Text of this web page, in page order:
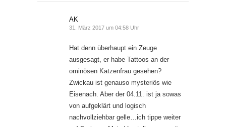
AK
31. März 2017 um 04:58 Uhr
Hat denn überhaupt ein Zeuge
ausgesagt, er habe Tattoos an der
ominösen Katzenfrau gesehen?
Zwickau ist genauso mysteriös wie
Eisenach. Aber der 04.11. ist ja sowas
von aufgeklärt und logisch
nachvollziehbar gelle…ich tippe weiter